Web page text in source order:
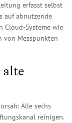
erfasst selbst
auf abnutzende
Cloud-Systeme wie
von Messpunkten
Alle sechs
reinigen.